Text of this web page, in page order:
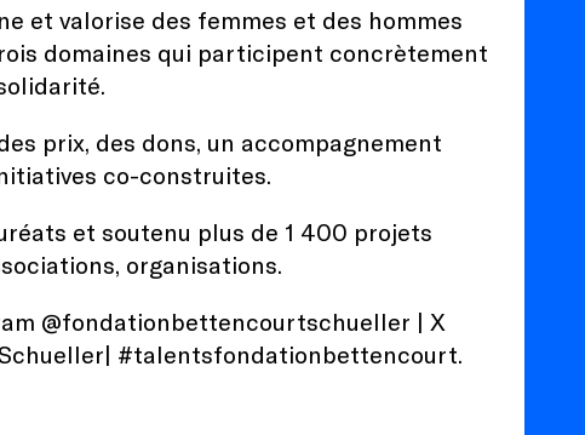
et valorise des femmes et des hommes
domaines qui participent concrètement
prix, des dons, un accompagnement
co-construites.
et soutenu plus de 1 400 projets
organisations.
@fondationbettencourtschueller | X
#talentsfondationbettencourt.